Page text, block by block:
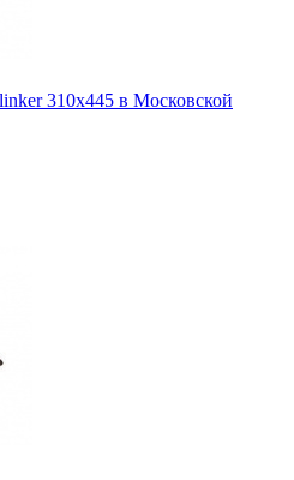
310х445 в Московской